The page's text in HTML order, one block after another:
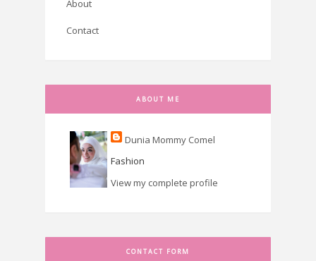
About
Contact
ABOUT ME
Dunia Mommy Comel
Fashion
View my complete profile
CONTACT FORM